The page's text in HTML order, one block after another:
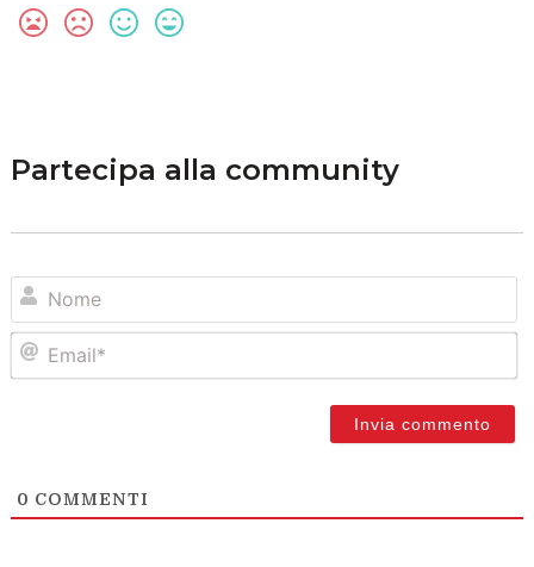
Partecipa alla community
0 COMMENTI